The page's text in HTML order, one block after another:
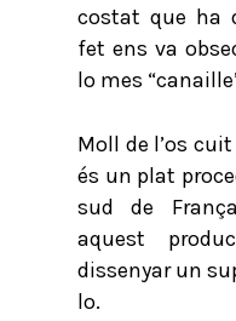
costat que ha
fet ens va
lo mes
Moll de l’os
és un plat
sud de
aquest
dissenyar un
lo.